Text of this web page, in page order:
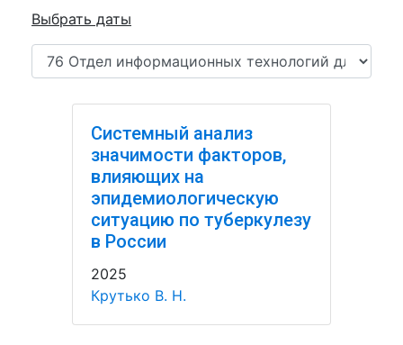
Выбрать даты
Системный анализ
значимости факторов,
влияющих на
эпидемиологическую
ситуацию по туберкулезу
в России
2025
Крутько В. Н.